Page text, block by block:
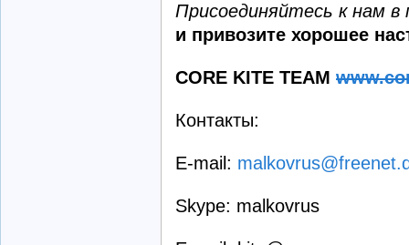
Присоединяйтесь к нам в
и привозите хорошее
CORE KITE TEAM
Контакты:
E-mail:
Skype: malkovrus